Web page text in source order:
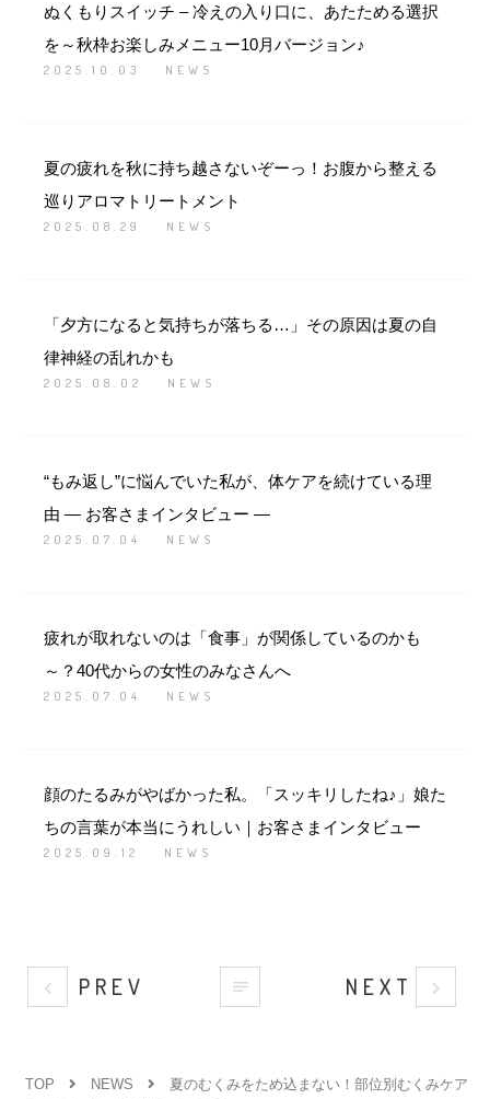
ぬくもりスイッチ – 冷えの入り口に、あたためる選択
を～秋枠お楽しみメニュー10月バージョン♪
2025.10.03 NEWS
夏の疲れを秋に持ち越さないぞーっ！お腹から整える
巡りアロマトリートメント
2025.08.29 NEWS
「夕方になると気持ちが落ちる…」その原因は夏の自
律神経の乱れかも
2025.08.02 NEWS
“もみ返し”に悩んでいた私が、体ケアを続けている理
由 ― お客さまインタビュー ―
2025.07.04 NEWS
疲れが取れないのは「食事」が関係しているのかも
～？40代からの女性のみなさんへ
2025.07.04 NEWS
顔のたるみがやばかった私。「スッキリしたね♪」娘た
ちの言葉が本当にうれしい｜お客さまインタビュー
2025.09.12 NEWS
PREV NEXT
TOP NEWS
夏のむくみをため込まない！部位別むくみケア